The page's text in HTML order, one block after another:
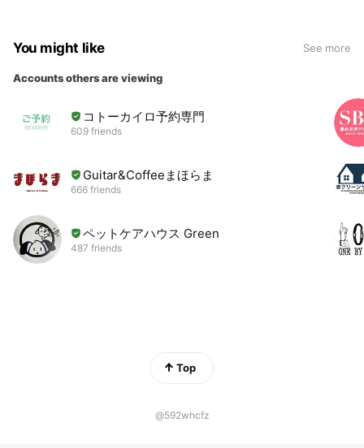
You might like See more
Accounts others are viewing
コトーカイロ予約専門
609 friends
Guitar&Coffeeまほらま
666 friends
ペットケアハウス Green
487 friends
Top
@592whcfz